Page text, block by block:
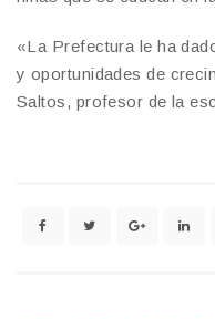
«La Prefectura le ha
y oportunidades de
Saltos, profesor de la